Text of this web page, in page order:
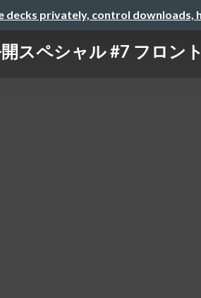
decks privately, control downloads,
スペシャル #7 フロン